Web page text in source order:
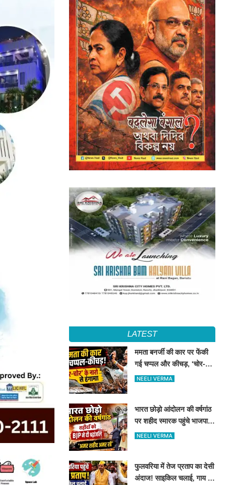
LATEST
ममता बनर्जी की कार पर फेंकी
गई चप्पल और कीचड़, ‘चोर-
चोर’ के नारों से बीजपुर में हंगामा
NEELI VERMA
भारत छोड़ो आंदोलन की वर्षगांठ
पर शहीद स्मारक पहुंचे भाजपा
नेता, अमर शहीदों को दी
NEELI VERMA
फुलवरिया में तेज प्रताप का देसी
अंदाज! साइकिल चलाई, गाय का